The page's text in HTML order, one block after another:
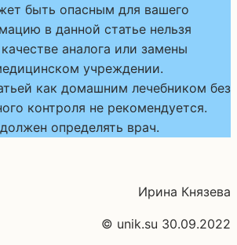
быть опасным для вашего
в данной статье нельзя
аналога или замены
учреждении.
как домашним лечебником без
контроля не рекомендуется.
определять врач.
Ирина Князева
© unik.su 30.09.2022